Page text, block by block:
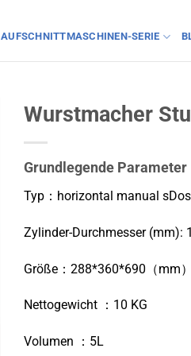
AUFSCHNITTMASCHINEN-SERIE
Wurstmacher
Grundlegende Parameter
Typ：horizontal manual s
Zylinder-Durchmesser (mm):
Größe：288*360*690（mm）
Nettogewicht ：10 KG
Volumen ：5L